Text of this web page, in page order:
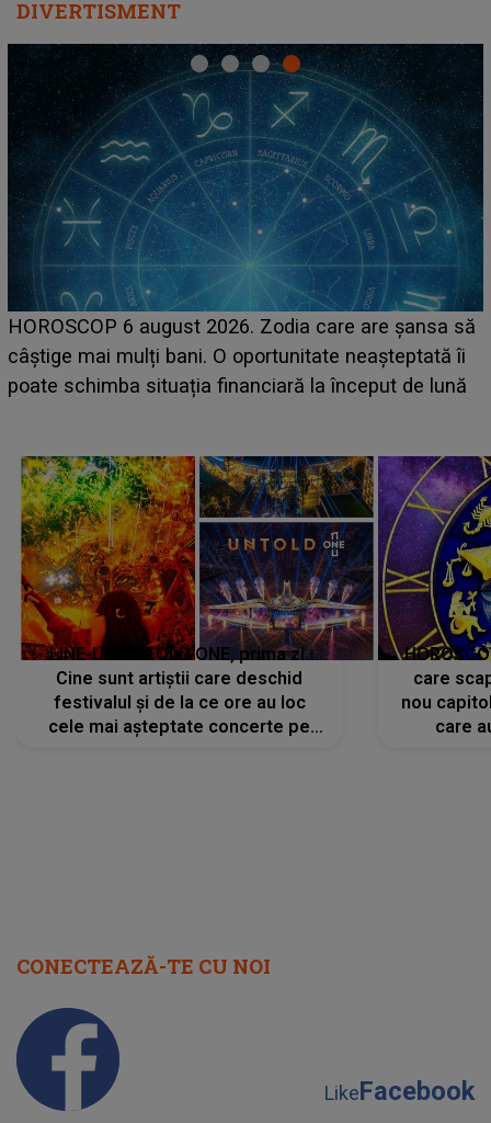
DIVERTISMENT
HOROSCOP 6 august 2026. Zodia care are șansa să
câștige mai mulți bani. O oportunitate neașteptată îi
poate schimba situația financiară la început de lună
LINE-UP UNTOLD ONE, prima zi.
Cine sunt artiștii care deschid
festivalul și de la ce ore au loc
cele mai așteptate concerte pe
care
nou
care
CONECTEAZĂ-TE CU NOI
LikeFacebook